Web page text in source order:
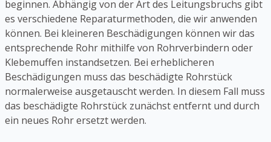
beginnen. Abhängig von der Art des Leitungsbruchs gibt
es verschiedene Reparaturmethoden, die wir anwenden
können. Bei kleineren Beschädigungen können wir das
entsprechende Rohr mithilfe von Rohrverbindern oder
Klebemuffen instandsetzen. Bei erheblicheren
Beschädigungen muss das beschädigte Rohrstück
normalerweise ausgetauscht werden. In diesem Fall muss
das beschädigte Rohrstück zunächst entfernt und durch
ein neues Rohr ersetzt werden.